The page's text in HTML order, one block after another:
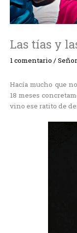
Las tías y
1 comentario /
Hacía mucho que
18 meses
vino ese ratito de